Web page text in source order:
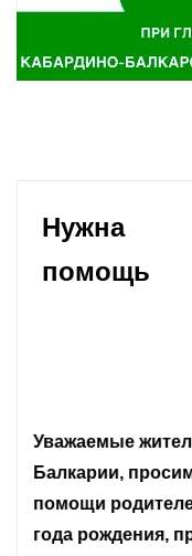
Нужна
помощь
Уважаемые
граждане.
Читать далее